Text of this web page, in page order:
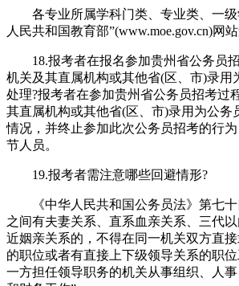
各专业所属学科门类、专业类、一级
人民共和国教育部”(www.moe.gov.cn)网站
18.报考者在报名参加贵州省公务员
机关及其直属机构或其他省(区、市)录用
处理?报考者在参加贵州省公务员招考过
其直属机构或其他省(区、市)录用为公务
情况，并终止参加此次公务员招考的行
节人员。
19.报考者需注意哪些回避情形?
《中华人民共和国公务员法》第七十
之间有夫妻关系、直系血亲关系、三代
近姻亲关系的，不得在同一机关双方直
的职位或者有直接上下级领导关系的职
一方担任领导职务的机关从事组织、人